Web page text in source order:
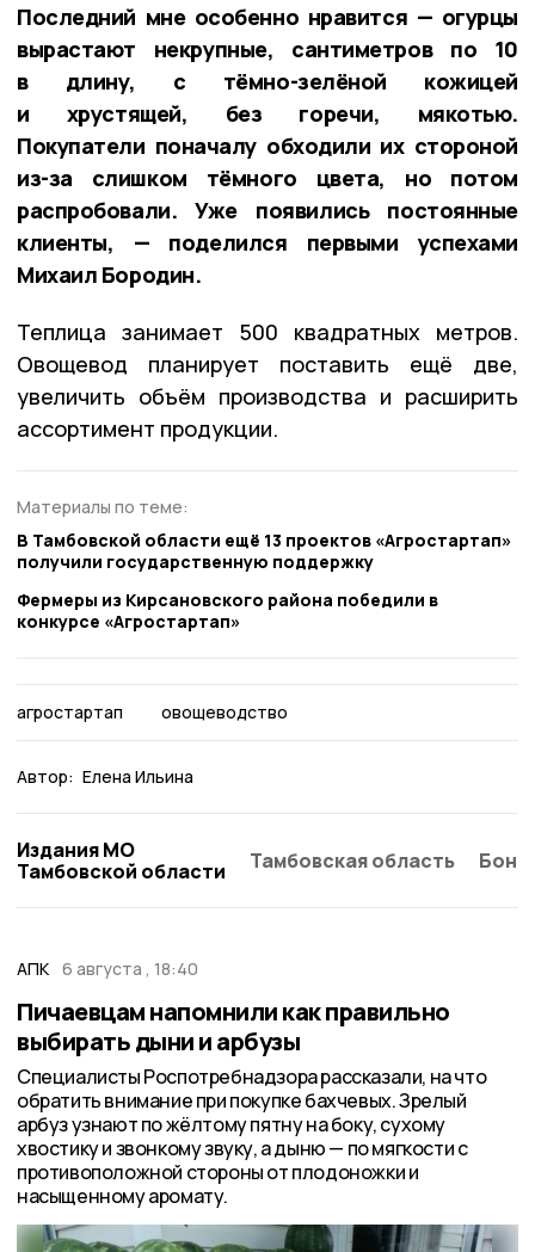
Последний мне особенно нравится — огурцы
вырастают некрупные, сантиметров по 10
в длину, с тёмно-зелёной кожицей
и хрустящей, без горечи, мякотью.
Покупатели поначалу обходили их стороной
из-за слишком тёмного цвета, но потом
распробовали. Уже появились постоянные
клиенты, — поделился первыми успехами
Михаил Бородин.
Теплица занимает 500 квадратных метров.
Овощевод планирует поставить ещё две,
увеличить объём производства и расширить
ассортимент продукции.
Материалы по теме:
В Тамбовской области ещё 13 проектов «Агростартап»
получили государственную поддержку
Фермеры из Кирсановского района победили в
конкурсе «Агростартап»
агростартап овощеводство
Автор: Елена Ильина
Издания МО
Тамбовской области
Тамбовская область
АПК 6 августа , 18:40
Пичаевцам напомнили как правильно
выбирать дыни и арбузы
Специалисты Роспотребнадзора рассказали, на что
обратить внимание при покупке бахчевых. Зрелый
арбуз узнают по жёлтому пятну на боку, сухому
хвостику и звонкому звуку, а дыню — по мягкости с
противоположной стороны от плодоножки и
насыщенному аромату.